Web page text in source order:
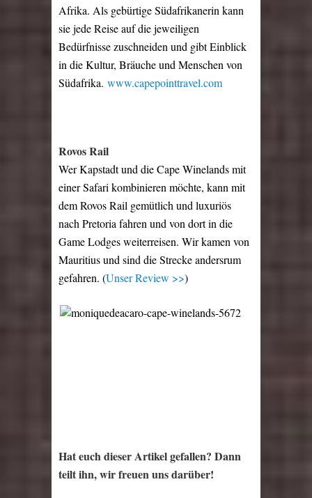
Afrika. Als gebürtige Südafrikanerin kann
sie jede Reise auf die jeweiligen
Bedürfnisse zuschneiden und gibtEinblick
in die Kultur, Bräuche und Menschen von
Südafrika. www.capepointtravel.com
Rovos Rail
Wer Kapstadt und die Cape Winelands mit
einer Safari kombinieren möchte, kann mit
dem Rovos Rail gemütlich und luxuriös
nach Pretoria fahren und von dort in die
Game Lodges weiterreisen. Wir kamen von
Mauritius und sind die Strecke andersrum
gefahren. (Unser Review >>)
Hat euch dieser Artikel gefallen? Dann
teilt ihn, wir freuen uns darüber!